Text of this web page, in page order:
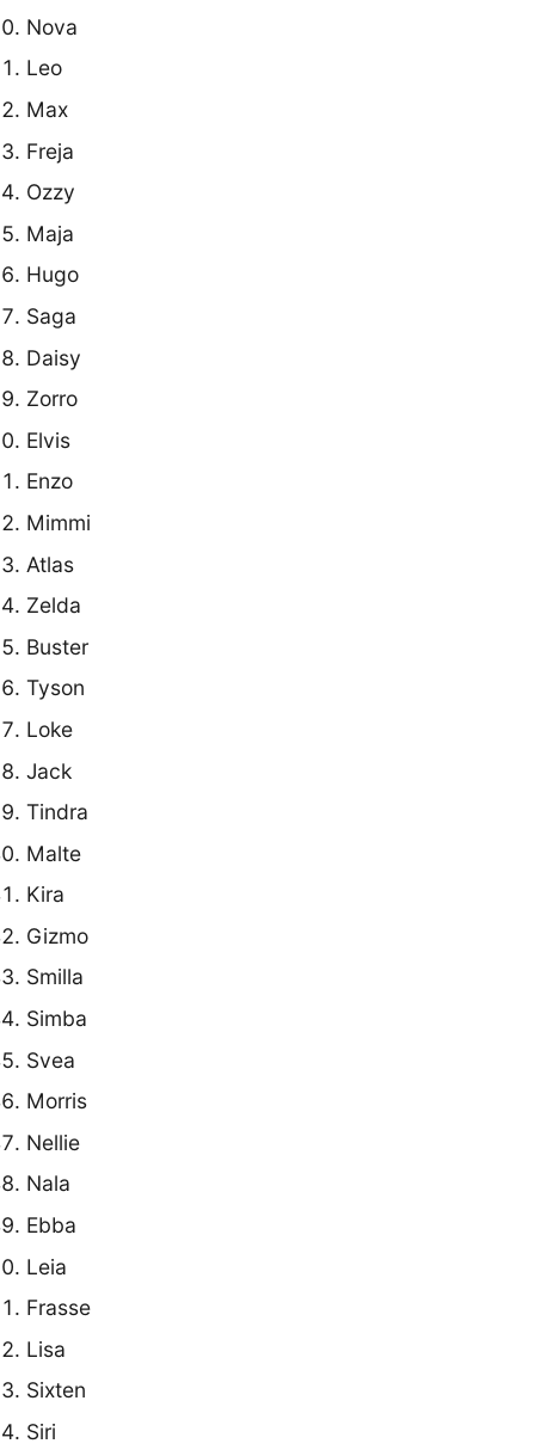
Nova
Leo
Max
Freja
Ozzy
Maja
Hugo
Saga
Daisy
Zorro
Elvis
Enzo
Mimmi
Atlas
Zelda
Buster
Tyson
Loke
Jack
Tindra
Malte
Kira
Gizmo
Smilla
Simba
Svea
Morris
Nellie
Nala
Ebba
Leia
Frasse
Lisa
Sixten
Siri